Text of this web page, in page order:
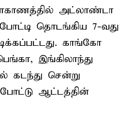
அட்லாண்டா
தொடங்கிய 7-வது
காங்கோ
இங்கிலாந்து
கடந்து சென்று
ஆட்டத்தின்